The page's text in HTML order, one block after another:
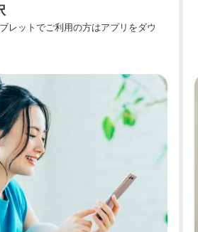
レットでご利用の方はアプリをダウ